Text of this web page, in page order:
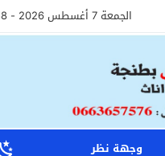
الجمعة 7 أغسطس 2026 - 19:58 مساءً
وجهة نظر